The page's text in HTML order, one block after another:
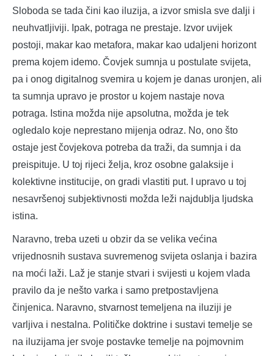
Sloboda se tada čini kao iluzija, a izvor smisla sve dalji i
neuhvatljiviji. Ipak, potraga ne prestaje. Izvor uvijek
postoji, makar kao metafora, makar kao udaljeni horizont
prema kojem idemo. Čovjek sumnja u postulate svijeta,
pa i onog digitalnog svemira u kojem je danas uronjen, ali
ta sumnja upravo je prostor u kojem nastaje nova
potraga. Istina možda nije apsolutna, možda je tek
ogledalo koje neprestano mijenja odraz. No, ono što
ostaje jest čovjekova potreba da traži, da sumnja i da
preispituje. U toj rijeci želja, kroz osobne galaksije i
kolektivne institucije, on gradi vlastiti put. I upravo u toj
nesavršenoj subjektivnosti možda leži najdublja ljudska
istina.
Naravno, treba uzeti u obzir da se velika većina
vrijednosnih sustava suvremenog svijeta oslanja i bazira
na moći laži. Laž je stanje stvari i svijesti u kojem vlada
pravilo da je nešto varka i samo pretpostavljena
činjenica. Naravno, stvarnost temeljena na iluziji je
varljiva i nestalna. Političke doktrine i sustavi temelje se
na iluzijama jer svoje postavke temelje na pojmovnim